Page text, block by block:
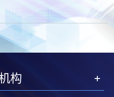
程內其他單元
构